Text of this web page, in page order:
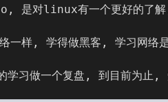
是对linux有一个更好的了
络一样, 学得做黑客, 学习网
学习做一个复盘, 到目前为止